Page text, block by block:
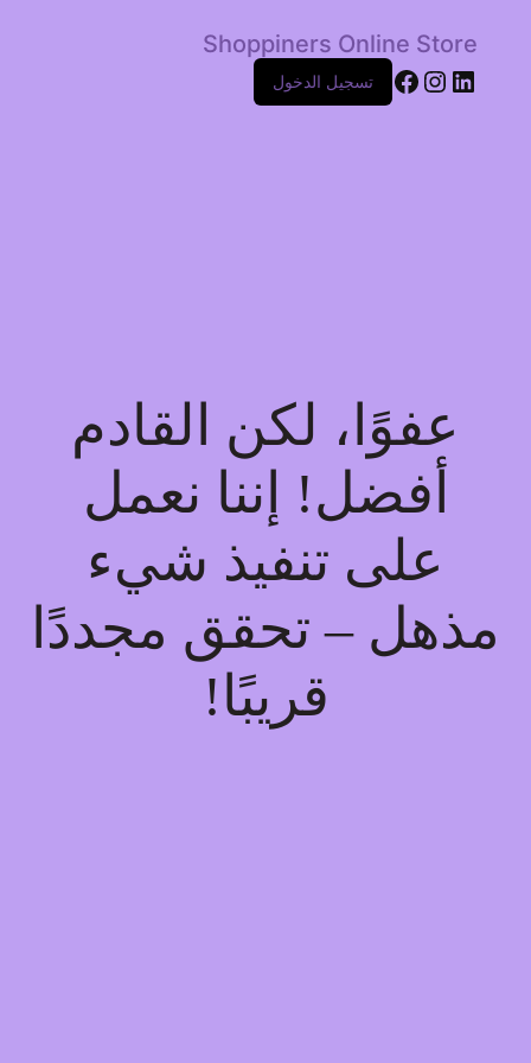
Shoppiners Online Store
LinkedIn
Instagram
Facebook
تسجيل الدخول
عفوًا، لكن القادم
أفضل! إننا نعمل
على تنفيذ شيء
مذهل – تحقق مجددًا
قريبًا!